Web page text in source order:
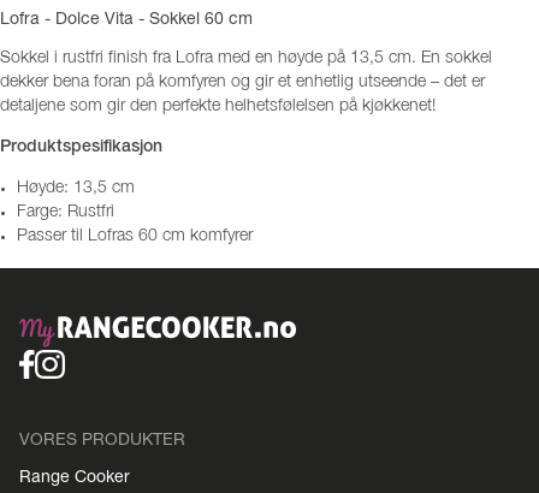
Lofra - Dolce Vita - Sokkel 60 cm
Sokkel i rustfri finish fra Lofra med en høyde på 13,5 cm. En sokkel
dekker bena foran på komfyren og gir et enhetlig utseende – det er
detaljene som gir den perfekte helhetsfølelsen på kjøkkenet!
Produktspesifikasjon
Høyde: 13,5 cm
Farge: Rustfri
Passer til Lofras 60 cm komfyrer
VORES PRODUKTER
Range Cooker